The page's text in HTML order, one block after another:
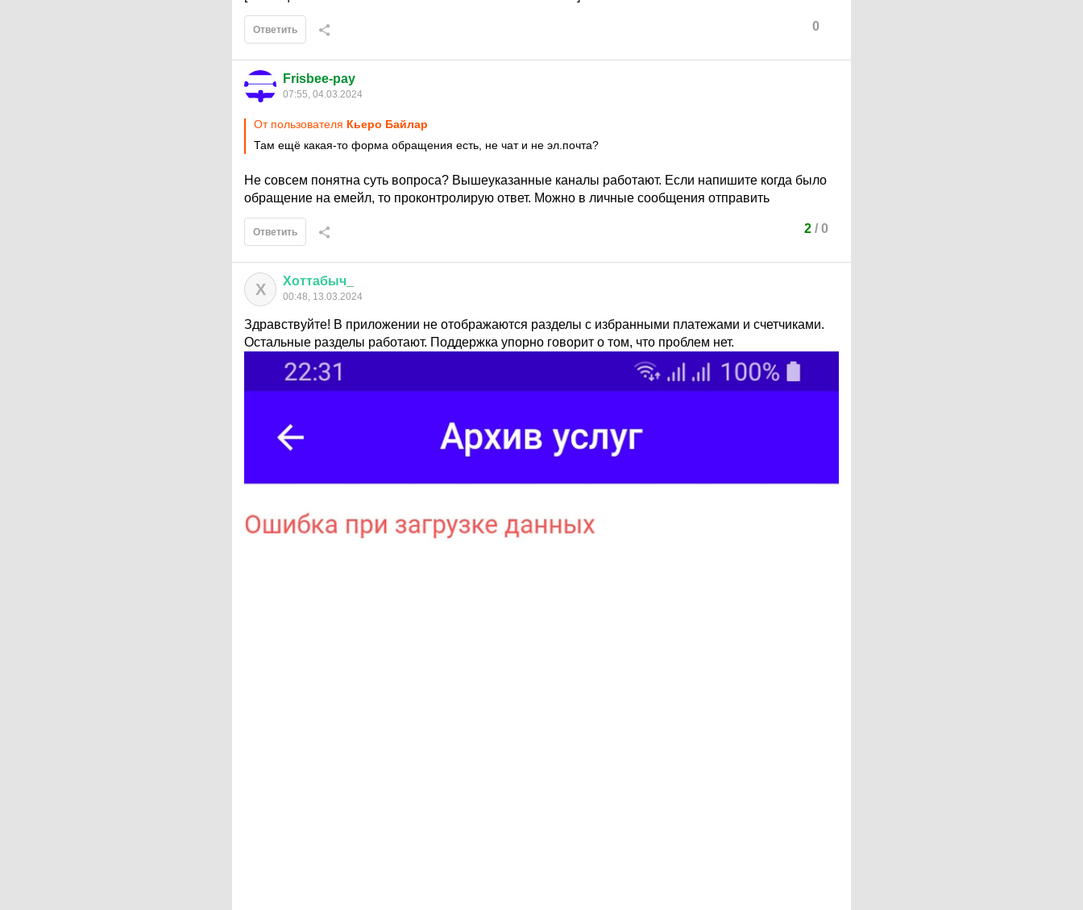
0
Ответить
Frisbee-pay
07:55, 04.03.2024
От пользователя Кьеро Байлар
Там ещё какая-то форма обращения есть, не чат и не эл.почта?
Не совсем понятна суть вопроса? Вышеуказанные каналы работают. Если напишите когда было
обращение на емейл, то проконтролирую ответ. Можно в личные сообщения отправить
2/ 0
Ответить
Х Хоттабыч
00:48, 13.03.2024
Здравствуйте! В приложении не отображаются разделы с избранными платежами и счетчиками.
Остальные разделы работают. Поддержка упорно говорит о том, что проблем нет.